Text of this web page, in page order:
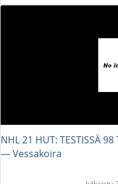
NHL 21 HUT: TESTISSÄ 98
― Vessakoira